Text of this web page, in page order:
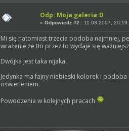
Odp: Moja galeria:D
«Odpowiedz #2 : 11.03.2007,
Mi się natomiast trzecia podoba najmniej,
wrażenie że tło przez to wydaje się
Dwójka jest taka nijaka.
Jedynka ma fajny niebieski kolorek i
oświetleniem.
Powodzenia w kolejnych pracach